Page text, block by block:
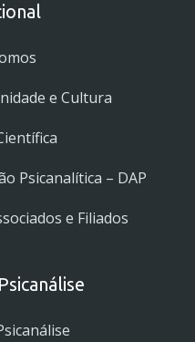
e Cultura
Psicanalítica – DAP
e Filiados